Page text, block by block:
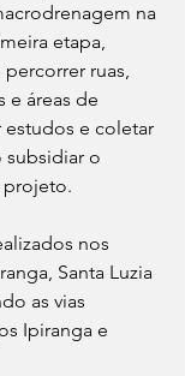
na
etapa,
ruas,
e áreas de
estudos e coletar
subsidiar o
nos
Santa Luzia
as vias
Ipiranga e